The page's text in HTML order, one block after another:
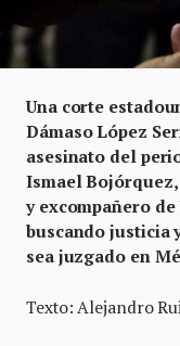
Una corte
Dámaso López
asesinato del
Ismael
y excompañero
buscando justicia
sea juzgado en
Texto: Alejandro